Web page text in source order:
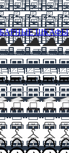
ШКАФЫ